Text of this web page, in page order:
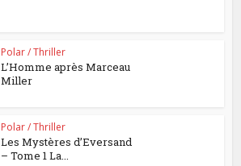
Polar / Thriller
L’Homme après Marceau
Miller
Polar / Thriller
Les Mystères d’Eversand
– Tome 1 La...